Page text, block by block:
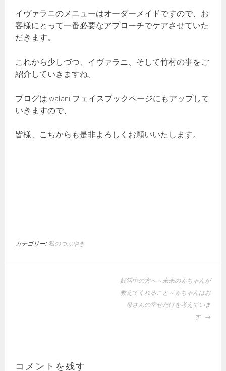
イヴァラニのメニューはオーダーメイドですので、お
客様にとって一番必要なアプローチでケアさせていた
だきます。
これから少しづつ、イヴァラニ、そして竹村の事をご
紹介していきますね。
ブログはIwalani[フェイスブックページにもアップして
いきますので、
皆様、こちからも是非よろしくお願いいたします。
カテゴリー: 私のつぶやき
ョ
妊活中の方へ～未来の赤ちゃんが
教えてくれること～赤ちゃんはお
母さんの幸せだけを考えていま
す
コメントを残す